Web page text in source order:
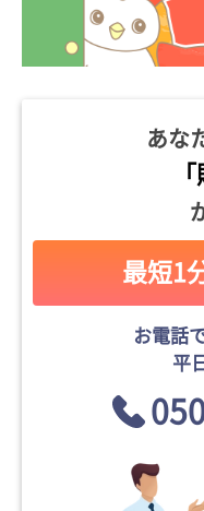
あな
最短1
お電話
平